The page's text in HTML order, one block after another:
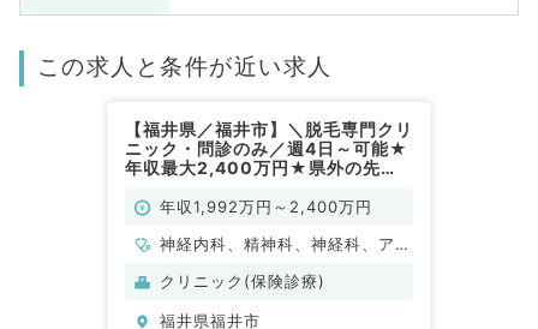
この求人と条件が近い求人
【福井県／福井市】＼脱毛専門クリ
ニック・問診のみ／週4日～可能★
年収最大2,400万円★県外の先
不問／常勤）
年収1,992万円～2,400万円
神経内科、精神科、神経科、アレ
ルギー科、リウマチ科、小児科、
クリニック(保険診療)
福井県福井市